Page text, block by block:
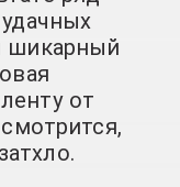
шикарный
от